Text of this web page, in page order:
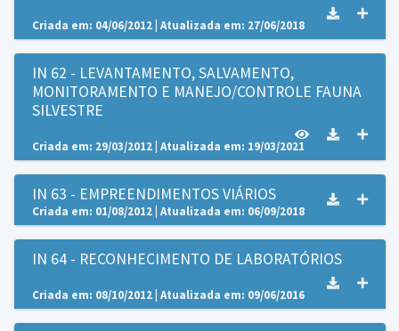
Criada em: 04/06/2012 | Atualizada em: 27/06/2018
IN 62 - LEVANTAMENTO, SALVAMENTO,
MONITORAMENTO E MANEJO/CONTROLE FAUNA
SILVESTRE
Criada em: 29/03/2012 | Atualizada em: 19/03/2021
IN 63 - EMPREENDIMENTOS VIÁRIOS
Criada em: 01/08/2012 | Atualizada em: 06/09/2018
IN 64 - RECONHECIMENTO DE LABORATÓRIOS
Criada em: 08/10/2012 | Atualizada em: 09/06/2016